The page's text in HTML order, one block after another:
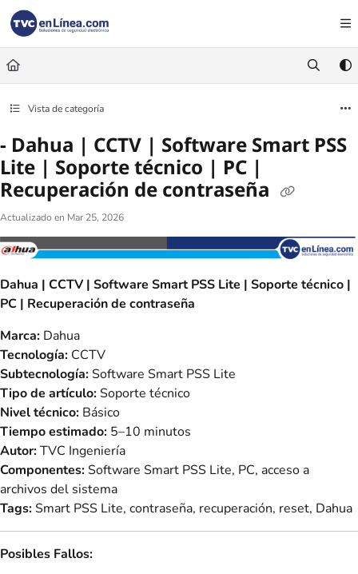
Documentation Index
Fetch the complete documentation index at:
Use this file to discover all available pages before exploring further.
Vista de categoría
- Dahua | CCTV | Software Smart PSS
Lite | Soporte técnico | PC |
Recuperación de contraseña
Actualizado en Mar 25, 2026
Dahua | CCTV | Software Smart PSS Lite | Soporte técnico |
PC | Recuperación de contraseña
Marca: Dahua
Tecnología: CCTV
Subtecnología:Software Smart PSS Lite
Tipo de artículo:Soporte técnico
Nivel técnico: Básico
Tiempo estimado: 5–10 minutos
Autor:TVC Ingeniería
Componentes:Software Smart PSS Lite, PC, acceso a
archivos del sistema
Tags:Smart PSS Lite, contraseña, recuperación, reset, Dahua
Posibles Fallos: